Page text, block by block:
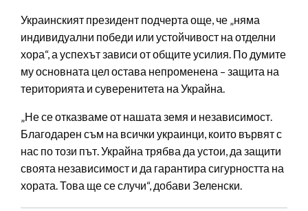
Украинският президент подчерта още, че „няма
индивидуални победи или устойчивост на отделни
хора“, а успехът зависи от общите усилия. По думите
му основната цел остава непроменена – защита на
територията и суверенитета на Украйна.
„Не се отказваме от нашата земя и независимост.
Благодарен съм на всички украинци, които вървят с
нас по този път. Украйна трябва да устои, да защити
своята независимост и да гарантира сигурността на
хората. Това ще се случи“, добави Зеленски.